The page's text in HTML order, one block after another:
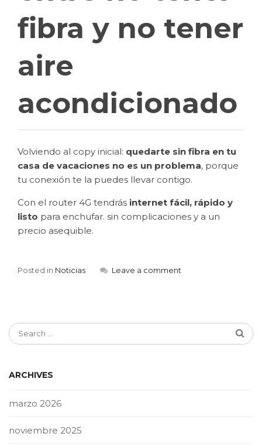
fibra y no tener
aire
acondicionado
Volviendo al copy inicial: quedarte sin fibra en tu
casa de vacaciones no es un problema, porque
tu conexión te la puedes llevar contigo.
Con el router 4G tendrás internet fácil, rápido y
listo para enchufar. sin complicaciones y a un
precio asequible.
Posted in Noticias Leave a comment
ARCHIVES
marzo 2026
noviembre 2025